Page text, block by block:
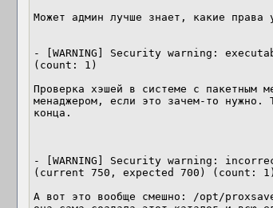
Может админ лучше знает, какие права
- [WARNING] Security warning:
(count: 1)
Проверка хэшей в системе с пакетным
менаджером, если это зачем-то нужно.
конца.
- [WARNING] Security warning:
(current 750, expected 700) (count: 1)
А вот это вообще смешно: /opt/